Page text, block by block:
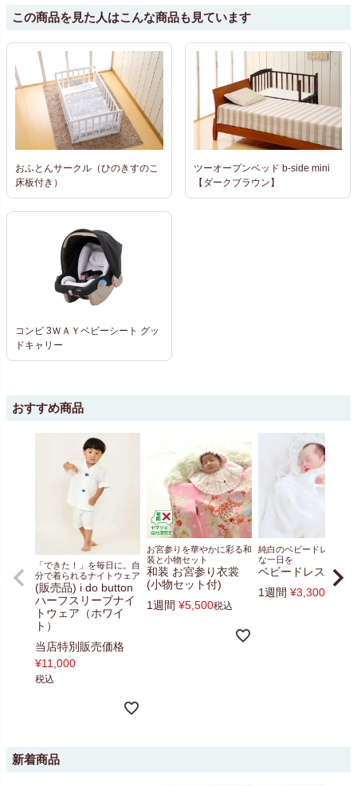
この商品を見た人はこんな商品も見ています
おふとんサークル（ひのきすのこ
床板付き）
ツーオープンベッド b-side mini
【ダークブラウン】
コンビ 3ＷＡＹベビーシート グッ
ドキャリー
おすすめ商品
「できた！」を毎日に。自
分で着られるナイトウェア
(販売品) i do button
ハーフスリーブナイ
トウェア（ホワイ
ト）
当店特別販売価格
¥11,000
税込
お宮参りを華やかに彩る和
装と小物セット
和装 お宮参り衣裳
(小物セット付)
1週間 ¥5,500税込
純白のベビードレスで特
な一日を
ベビードレスセッ
1週間 ¥3,300
新着商品